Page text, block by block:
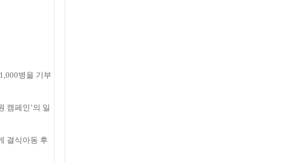
병을 기부
캠페인’의 일
결식아동 후